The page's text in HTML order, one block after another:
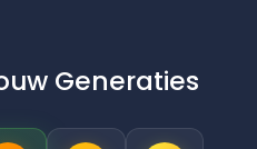
Generaties